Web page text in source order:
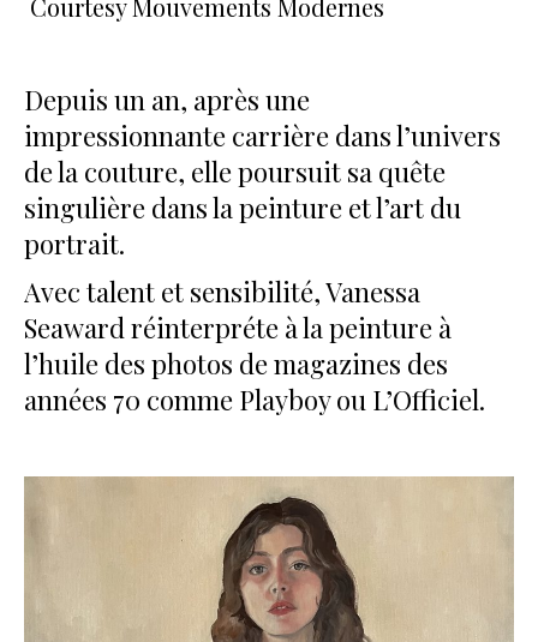
Courtesy Mouvements Modernes
Depuis un an, après une
impressionnante carrière dans l’univers
de la couture, elle poursuit sa quête
singulière dans la peinture et l’art du
portrait.
Avec talent et sensibilité, Vanessa
Seaward réinterpréte à la peinture à
l’huile des photos de magazines des
années 70 comme Playboy ou L’Officiel.